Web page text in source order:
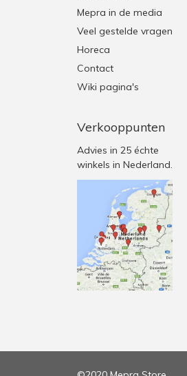
Mepra in de media
Veel gestelde vragen
Horeca
Contact
Wiki pagina's
Verkooppunten
Advies in 25 échte
winkels in Nederland.